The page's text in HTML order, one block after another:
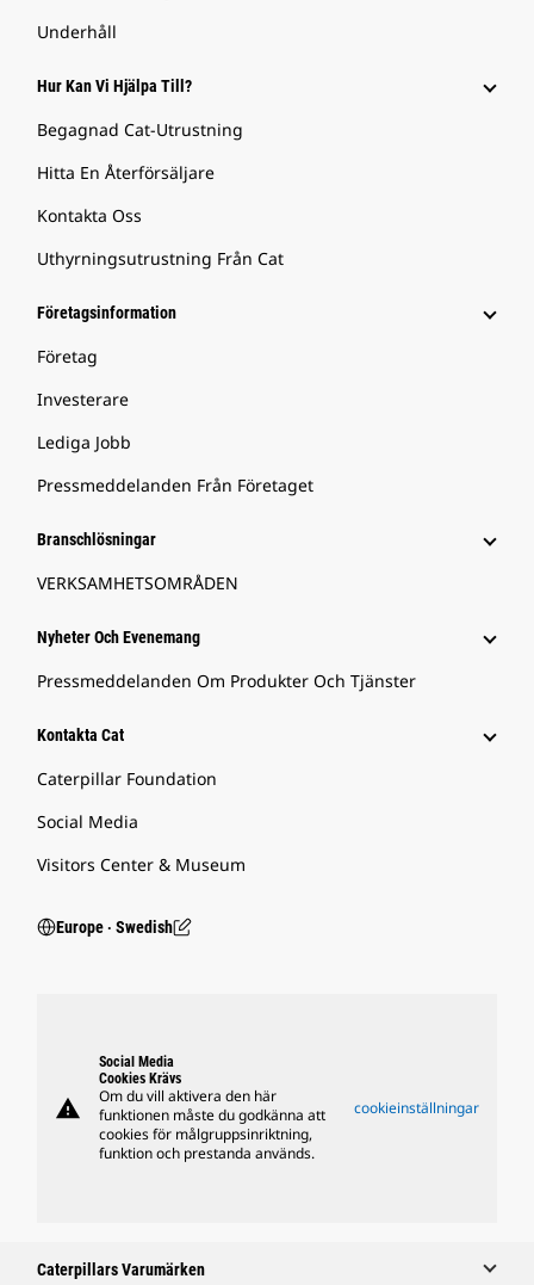
Underhåll
Hur Kan Vi Hjälpa Till?
Begagnad Cat-Utrustning
Hitta En Återförsäljare
Kontakta Oss
Uthyrningsutrustning Från Cat
Företagsinformation
Företag
Investerare
Lediga Jobb
Pressmeddelanden Från Företaget
Branschlösningar
VERKSAMHETSOMRÅDEN
Nyheter Och Evenemang
Pressmeddelanden Om Produkter Och Tjänster
Kontakta Cat
Caterpillar Foundation
Social Media
Visitors Center & Museum
Europe ‧ Swedish
warning
Social Media
Cookies Krävs
Om du vill aktivera den här
funktionen måste du godkänna att
cookies för målgruppsinriktning,
funktion och prestanda används.
cookieinställningar
Caterpillars Varumärken